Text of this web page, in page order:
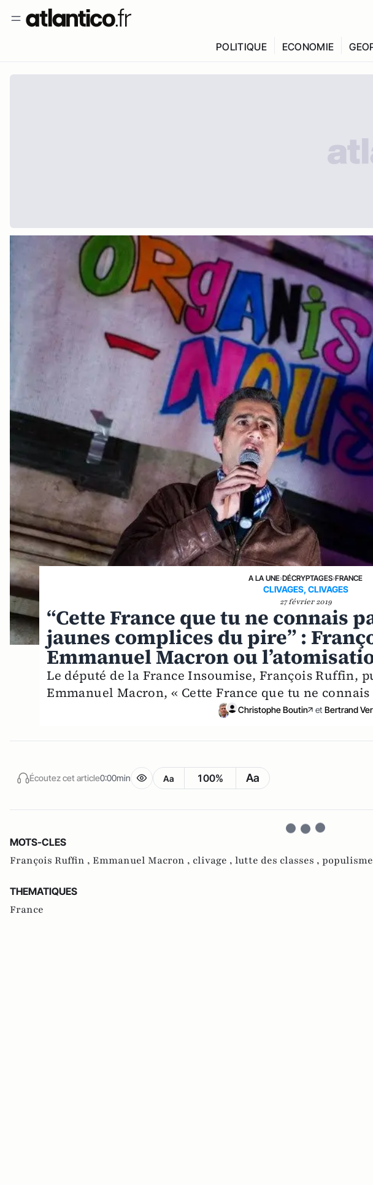
POLITIQUE ECONOMIE
A LA UNE›DÉCRYPTAGES›FRANCE
CLIVAGES, CLIVAGES
27 février 2019
“Cette France que tu ne connais
jaunes complices du pire” :
Emmanuel Macron ou
Le député de la France Insoumise, François Ruffin,
Emmanuel Macron, « Cette France que tu ne connais
Christophe Boutin et Bertrand
Écoutez cet article0:00min Aa 100% Aa
MOTS-CLES
François Ruffin , Emmanuel Macron , clivage , lutte des classes , populisme
THEMATIQUES
France